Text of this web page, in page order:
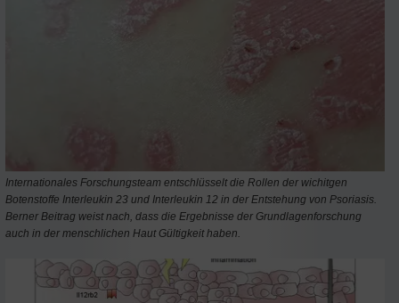
Internationales Forschungsteam entschlüsselt die Rollen der wichitgen
Botenstoffe Interleukin 23 und Interleukin 12 in der Entstehung von Psoriasis.
Berner Beitrag weist nach, dass die Ergebnisse der Grundlagenforschung
auch in der menschlichen Haut Gültigkeit haben.